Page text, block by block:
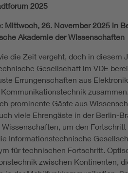
2025
Mittwoch, 26. November 2025 in
Akademie der Wissenschaften
die Zeit vergeht, doch in diesem
Gesellschaft im VDE
Errungenschaften aus
prominente Gäste aus
viele Ehrengäste in der Berlin-
Wissenschaften, um den
Informationstechnische
für technischen Fortschritt.
zwischen Kontinenten,